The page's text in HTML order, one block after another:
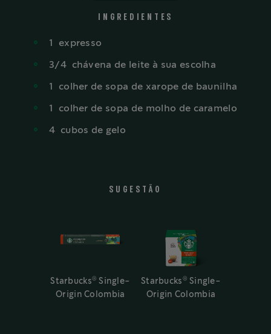
INGREDIENTES
1 expresso
3/4 chávena de leite à sua escolha
1 colher de sopa de xarope de baunilha
1 colher de sopa de molho de caramelo
4 cubos de gelo
SUGESTÃO
Starbucks® Single-
Origin Colombia
Starbucks ® Single-
Origin Colombia